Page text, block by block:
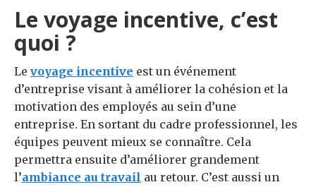
Le voyage incentive, c’est
quoi ?
Le voyage incentive est un événement
d’entreprise visant à améliorer la cohésion et la
motivation des employés au sein d’une
entreprise. En sortant du cadre professionnel, les
équipes peuvent mieux se connaître. Cela
permettra ensuite d’améliorer grandement
l’ambiance au travail au retour. C’est aussi un